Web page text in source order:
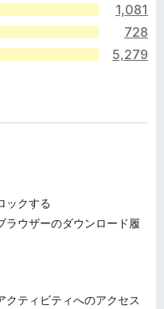
1,081
728
5,279
ックする
ラウザーのダウンロード履
クティビティへのアクセス